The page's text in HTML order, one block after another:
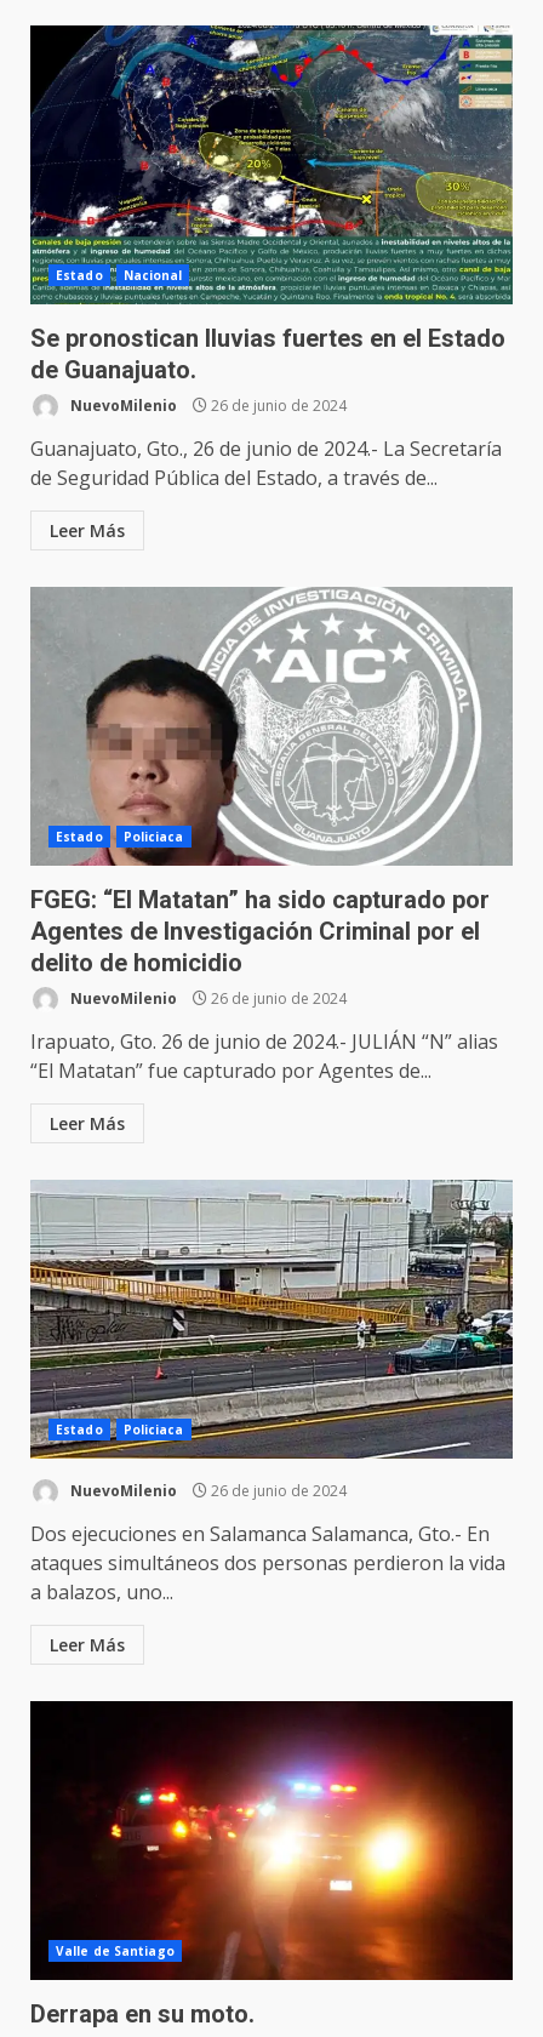
Estado Nacional
Se pronostican lluvias fuertes en el Estado
de Guanajuato.
NuevoMilenio 26 de junio de 2024
Guanajuato, Gto., 26 de junio de 2024.- La Secretaría
de Seguridad Pública del Estado, a través de...
Leer Más
Estado Policiaca
FGEG: “El Matatan” ha sido capturado por
Agentes de Investigación Criminal por el
delito de homicidio
NuevoMilenio 26 de junio de 2024
Irapuato, Gto. 26 de junio de 2024.- JULIÁN “N” alias
“El Matatan” fue capturado por Agentes de...
Leer Más
Estado Policiaca
NuevoMilenio 26 de junio de 2024
Dos ejecuciones en Salamanca Salamanca, Gto.- En
ataques simultáneos dos personas perdieron la vida
a balazos, uno...
Leer Más
Valle de Santiago
Derrapa en su moto.